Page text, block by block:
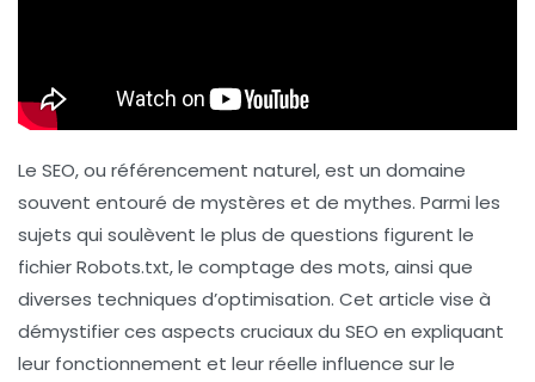
Le SEO, ou référencement naturel, est un domaine
souvent entouré de mystères et de mythes. Parmi les
sujets qui soulèvent le plus de questions figurent le
fichierRobots.txt, le comptage des mots, ainsi que
diverses techniques d’optimisation. Cet article vise à
démystifier ces aspects cruciaux du SEO en expliquant
leur fonctionnement et leur réelle influence sur le